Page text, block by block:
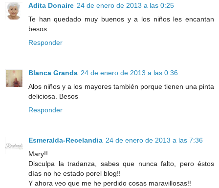
Adita Donaire 24 de enero de 2013 a las 0:25
Te han quedado muy buenos y a los niños les encantan
besos
Responder
Blanca Granda 24 de enero de 2013 a las 0:36
Alos niños y a los mayores también porque tienen una pinta
deliciosa. Besos
Responder
Esmeralda-Recelandia 24 de enero de 2013 a las 7:36
Mary!!
Disculpa la tradanza, sabes que nunca falto, pero éstos
días no he estado porel blog!!
Y ahora veo que me he perdido cosas maravillosas!!